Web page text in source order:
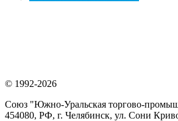
© 1992-2026
Союз "Южно-Уральская торгово-
454080, РФ, г. Челябинск, ул. Сони